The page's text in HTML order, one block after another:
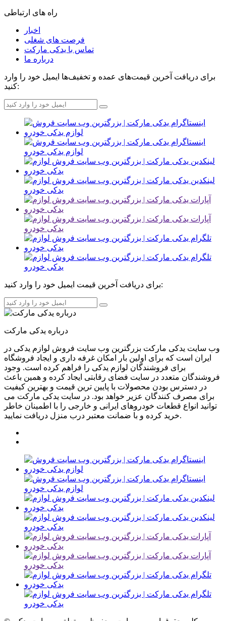
راه های ارتباطی
اخبار
فرصت های شغلی
تماس با یدکی مارکت
درباره ما
برای دریافت آخرین قیمت‌های عمده و تخفیف‌ها ایمیل خود را وارد
کنید:
برای دریافت آخرین قیمت ایمیل خود را وارد کنید:
درباره یدکی مارکت
وب سایت یدکی مارکت بزرگترین وب سایت فروش لوازم یدکی در
ایران است که برای اولین بار امکان غرفه داری و ایجاد فروشگاه
برای فروشندگان لوازم یدکی را فراهم کرده است. وجود
فروشندگان متعدد در سایت فضای رقابتی ایجاد کرده و همین باعث
در دسترس بودن محصولات با پایین ترین قیمت و بهترین کیفیت
برای مصرف کنندگان عزیر خواهد بود. در سایت یدکی مارکت می
توانید انواع قطعات خودروهای ایرانی و خارجی را با اطمینان خاطر
خرید کرده و با ضمانت معتبر درب منزل دریافت نمایید.